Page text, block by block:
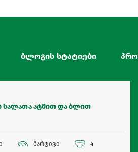
ბლოგის სტატიები
სალათა ატმით და ბლით
მარტივი 4